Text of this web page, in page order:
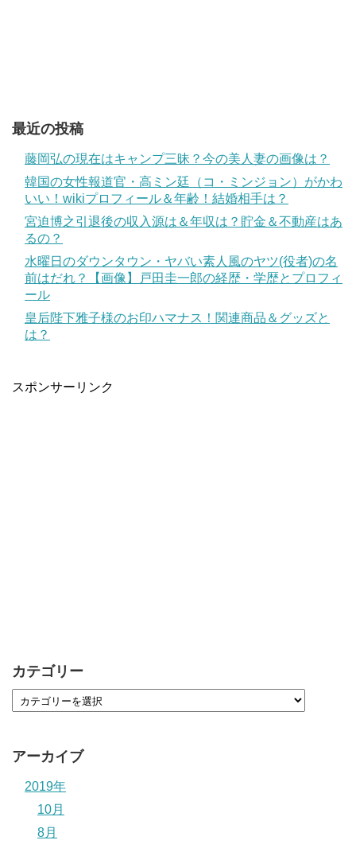
最近の投稿
藤岡弘の現在はキャンプ三昧？今の美人妻の画像は？
韓国の女性報道官・高ミン廷（コ・ミンジョン）がかわ
いい！wikiプロフィール＆年齢！結婚相手は？
宮迫博之引退後の収入源は＆年収は？貯金＆不動産はあ
るの？
水曜日のダウンタウン・ヤバい素人風のヤツ(役者)の名
前はだれ？【画像】戸田圭一郎の経歴・学歴とプロフィ
ール
皇后陛下雅子様のお印ハマナス！関連商品＆グッズと
は？
スポンサーリンク
カテゴリー
アーカイブ
2019年
10月
8月